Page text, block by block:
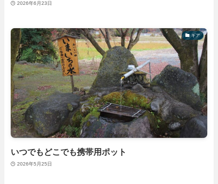
2026年6月23日
ギア
いつでもどこでも携帯用ポット
2026年5月25日